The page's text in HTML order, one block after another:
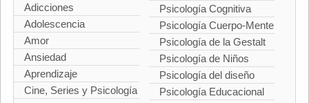
Adicciones
Adolescencia
Amor
Ansiedad
Aprendizaje
Cine, Series y Psicología
Psicología Cognitiva
Psicología Cuerpo-Mente
Psicología de la Gestalt
Psicología de Niños
Psicología del diseño
Psicología Educacional